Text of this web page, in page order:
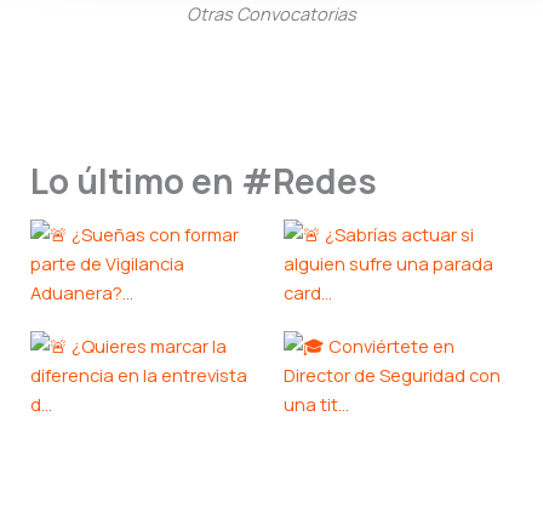
Otras Convocatorias
Lo último en #Redes